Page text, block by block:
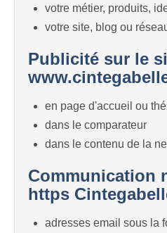
votre métier, produits,
votre site, blog ou
Publicité sur le
en page d'accueil ou
dans le comparateur
dans le contenu de la
Communication
https
adresses email sous la